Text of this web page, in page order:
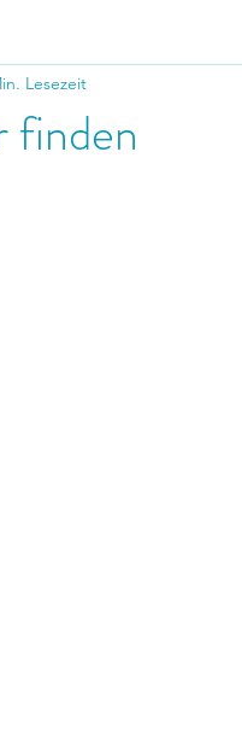
finden
Lesezeit